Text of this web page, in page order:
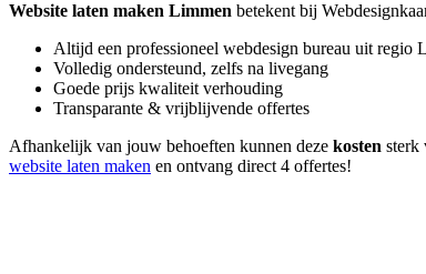
Website laten maken Limmen betekent bij
Altijd een professioneel webdesign bureau uit regio
Volledig ondersteund, zelfs na livegang
Goede prijs kwaliteit verhouding
Transparante & vrijblijvende offertes
Afhankelijk van jouw behoeften kunnen deze kosten sterk
website laten maken en ontvang direct 4 offertes!